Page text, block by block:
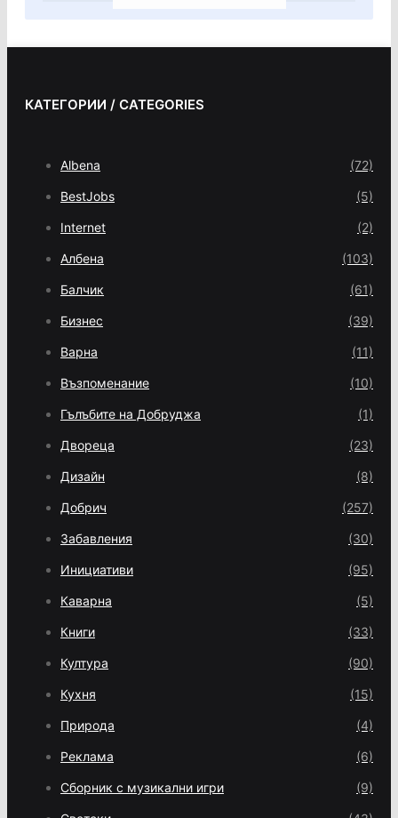
КАТЕГОРИИ / CATEGORIES
Albena (72)
BestJobs (5)
Internet (2)
Албена (103)
Балчик (61)
Бизнес (39)
Варна (11)
Възпоменание (10)
Гълъбите на Добруджа (1)
Двореца (23)
Дизайн (8)
Добрич (257)
Забавления (30)
Инициативи (95)
Каварна (5)
Книги (33)
Култура (90)
Кухня (15)
Природа (4)
Реклама (6)
Сборник с музикални игри (9)